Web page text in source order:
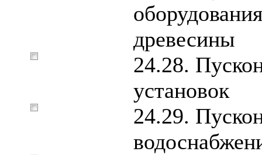
древесины
24.28.
установок
24.29.